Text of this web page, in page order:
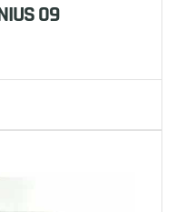
09